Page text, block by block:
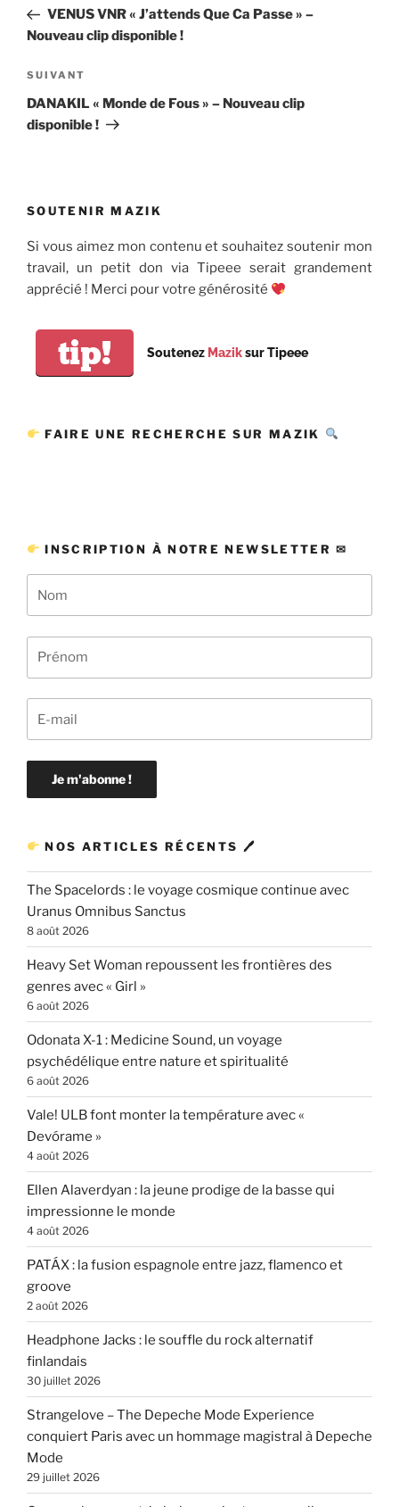
l’article
précédent
VENUS VNR « J’attends Que Ca Passe » –
Nouveau clip disponible !
Article
suivant
SUIVANT
DANAKIL « Monde de Fous » – Nouveau clip
disponible !
SOUTENIR MAZIK
Si vous aimez mon contenu et souhaitez soutenir mon
travail, un petit don via Tipeee serait grandement
apprécié ! Merci pour votre générosité
tip! Soutenez Maziksur Tipeee
FAIRE UNE RECHERCHE SUR MAZIK
INSCRIPTION À NOTRE NEWSLETTER ✉
NOS ARTICLES RÉCENTS 🖊
The Spacelords : le voyage cosmique continue avec
Uranus Omnibus Sanctus
8 août 2026
Heavy Set Woman repoussent les frontières des
genres avec « Girl »
6 août 2026
Odonata X-1 : Medicine Sound, un voyage
psychédélique entre nature et spiritualité
6 août 2026
Vale! ULB font monter la température avec «
Devórame »
4 août 2026
Ellen Alaverdyan : la jeune prodige de la basse qui
impressionne le monde
4 août 2026
PATÁX : la fusion espagnole entre jazz, flamenco et
groove
2 août 2026
Headphone Jacks : le souffle du rock alternatif
finlandais
30 juillet 2026
Strangelove – The Depeche Mode Experience
conquiert Paris avec un hommage magistral à Depeche
Mode
29 juillet 2026